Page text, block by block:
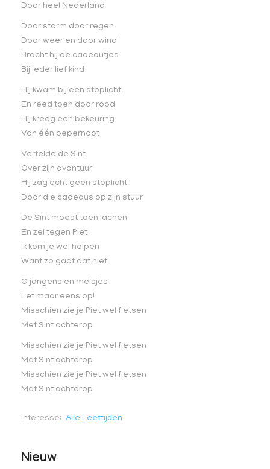
Door heel Nederland
Door storm door regen
Door weer en door wind
Bracht hij de cadeautjes
Bij ieder lief kind
Hij kwam bij een stoplicht
En reed toen door rood
Hij kreeg een bekeuring
Van één pepernoot
Vertelde de Sint
Over zijn avontuur
Hij zag echt geen stoplicht
Door die cadeaus op zijn stuur
De Sint moest toen lachen
En zei tegen Piet
Ik kom je wel helpen
Want zo gaat dat niet
O jongens en meisjes
Let maar eens op!
Misschien zie je Piet wel fietsen
Met Sint achterop
Misschien zie je Piet wel fietsen
Met Sint achterop
Misschien zie je Piet wel fietsen
Met Sint achterop
Interesse Alle Leeftijden
Nieuw